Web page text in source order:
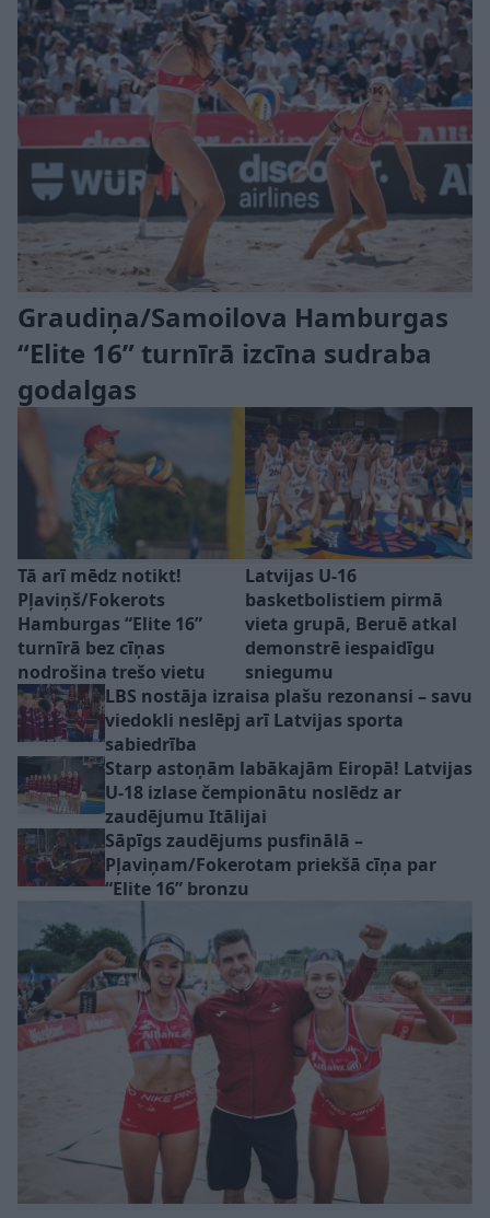
Graudiņa/Samoilova Hamburgas
“Elite 16” turnīrā izcīna sudraba
godalgas
Tā arī mēdz notikt!
Pļaviņš/Fokerots
Hamburgas “Elite 16”
turnīrā bez cīņas
nodrošina trešo vietu
Latvijas U-16
basketbolistiem pirmā
vieta grupā, Beruē atkal
demonstrē iespaidīgu
sniegumu
LBS nostāja izraisa plašu rezonansi – savu
viedokli neslēpj arī Latvijas sporta
sabiedrība
Starp astoņām labākajām Eiropā! Latvijas
U-18 izlase čempionātu noslēdz ar
zaudējumu Itālijai
Sāpīgs zaudējums pusfinālā –
Pļaviņam/Fokerotam priekšā cīņa par
“Elite 16” bronzu